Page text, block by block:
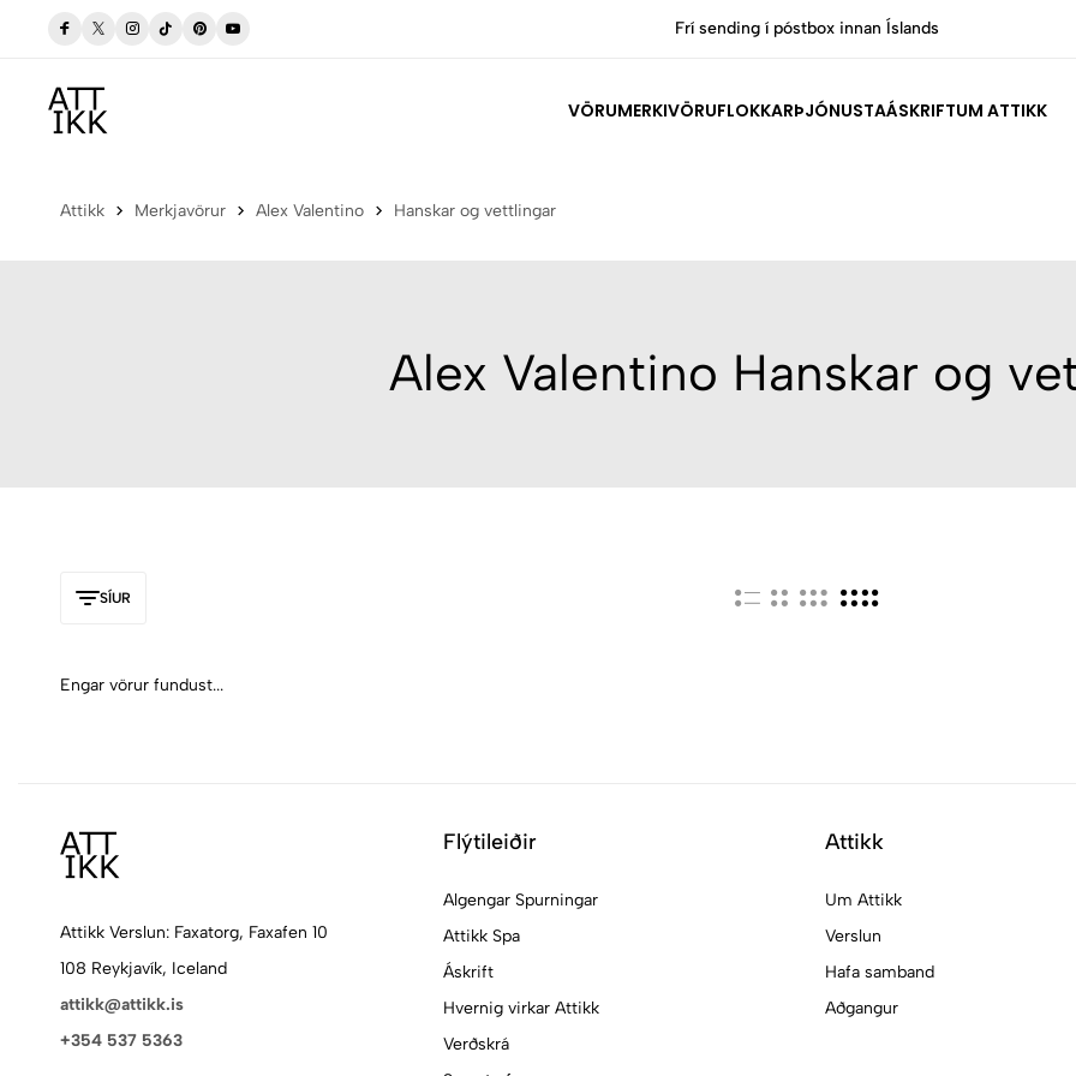
Verslaðu merkjavöru á afslætti Frí sending í póstbox innan Íslands
VÖRUMERKIVÖRUFLOKKARÞJÓNUSTAÁSKRIFTUM ATTIKK
Attikk Merkjavörur Alex Valentino Hanskar og vettlingar
Alex Valentino Hanskar og
SÍUR
Engar vörur fundust...
Attikk Verslun: Faxatorg, Faxafen 10
108 Reykjavík, Iceland
attikk@attikk.is
+354 537 5363
Flýtileiðir
Algengar Spurningar
Attikk Spa
Áskrift
Hvernig virkar Attikk
Verðskrá
Attikk
Um Attikk
Verslun
Hafa samband
Aðgangur